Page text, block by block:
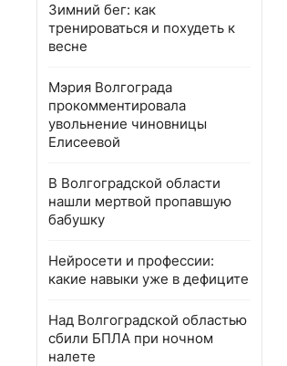
Зимний бег: как
тренироваться и похудеть к
весне
Мэрия Волгограда
прокомментировала
увольнение чиновницы
Елисеевой
В Волгоградской области
нашли мертвой пропавшую
бабушку
Нейросети и профессии:
какие навыки уже в дефиците
Над Волгоградской областью
сбили БПЛА при ночном
налете